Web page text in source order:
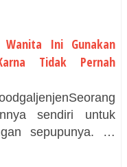
Wanita Ini Gunakan
Tidak Pernah
sendiri untuk
sepupunya. …